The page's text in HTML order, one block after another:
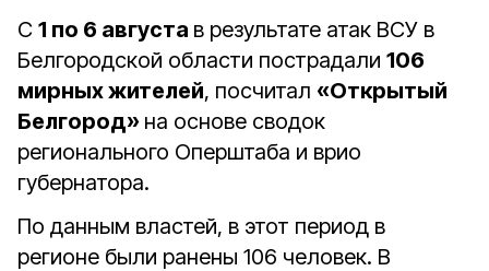
С 1 по 6 августа в результате атак ВСУ в
Белгородской области пострадали 106
мирных жителей, посчитал «Открытый
Белгород» на основе сводок
регионального Оперштаба и врио
губернатора.
По данным властей, в этот период в
регионе были ранены 106 человек. В